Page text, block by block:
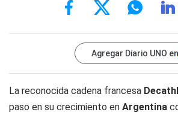
Agregar Diario UNO en
La reconocida cadena francesa
paso en su crecimiento en Argentina